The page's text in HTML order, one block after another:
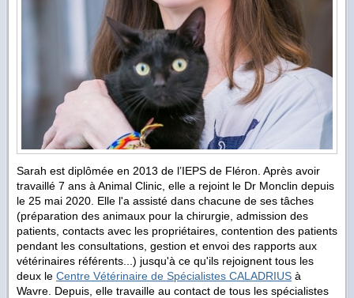
Sarah est diplômée en 2013 de l’IEPS de Fléron. Après avoir
travaillé 7 ans à Animal Clinic, elle a rejoint le Dr Monclin depuis
le 25 mai 2020. Elle l'a assisté dans chacune de ses tâches
(préparation des animaux pour la chirurgie, admission des
patients, contacts avec les propriétaires, contention des patients
pendant les consultations, gestion et envoi des rapports aux
vétérinaires référents...) jusqu'à ce qu'ils rejoignent tous les
deux le Centre Vétérinaire de Spécialistes CALADRIUS à
Wavre. Depuis, elle travaille au contact de tous les spécialistes